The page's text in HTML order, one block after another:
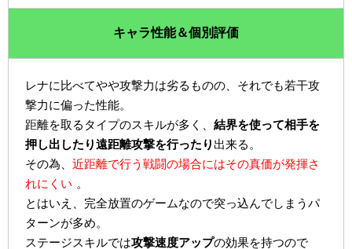
キャラ性能＆個別評価
レナに比べてやや攻撃力は劣るものの、それでも若干攻
撃力に偏った性能。
距離を取るタイプのスキルが多く、結界を使って相手を
押し出したり遠距離攻撃を行ったり 出来る。
その為、近距離で行う戦闘の場合にはその真価が発揮さ
れにくい 。
とはいえ、完全放置のゲームなので突っ込んでしまうパ
ターンが多め。
ステージスキルでは攻撃速度アップの効果を持つので